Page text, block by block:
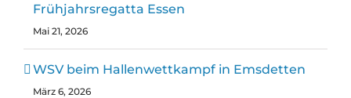
Frühjahrsregatta Essen
Mai 21, 2026
WSV beim Hallenwettkampf in Emsdetten
März 6, 2026